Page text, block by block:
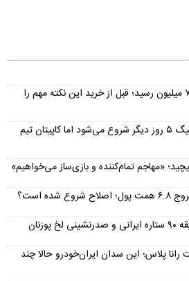
قیمت باتری خودرو به مرز ۷ میلیون رسید؛ قبل از خرید این نکته مهم را
معمای علیرضا جهانبخش؛ لیگ ۵ روز دیگر شروع می‌شود اما کاپیتان تیم
«مهاجم تمام‌کننده و بازی‌ساز می‌خواهیم»
است؟
قیمت رانا پلاس؛ این سدان ایران‌خودرو حالا چند